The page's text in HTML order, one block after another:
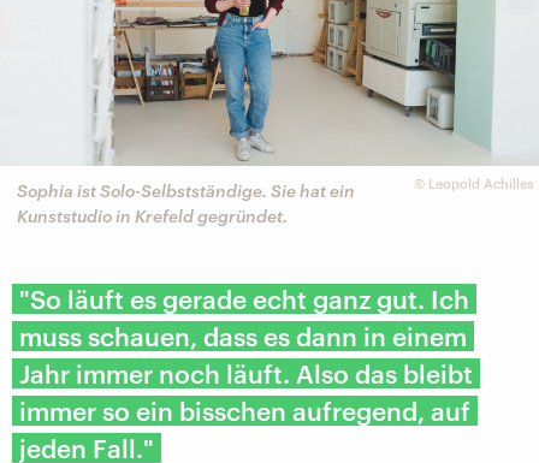
© Leopold Achilles
Sophia ist Solo-Selbstständige. Sie hat ein
Kunststudio in Krefeld gegründet.
"So läuft es gerade echt ganz gut. Ich
muss schauen, dass es dann in einem
Jahr immer noch läuft. Also das bleibt
immer so ein bisschen aufregend, auf
jeden Fall."